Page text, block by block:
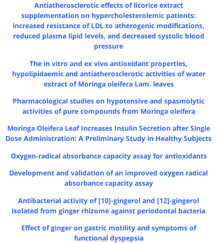
Antiatherosclerotic effects of licorice extract
supplementation on hypercholesterolemic patients:
increased resistance of LDL to atherogenic modifications,
reduced plasma lipid levels, and decreased systolic blood
pressure
The in vitro and ex vivo antioxidant properties,
hypolipidaemic and antiatherosclerotic activities of water
extract of Moringa oleifera Lam. leaves
Pharmacological studies on hypotensive and spasmolytic
activities of pure compounds from Moringa oleifera
Moringa Oleifera Leaf Increases Insulin Secretion after Single
Dose Administration: A Preliminary Study in Healthy Subjects
Oxygen-radical absorbance capacity assay for antioxidants
Development and validation of an improved oxygen radical
absorbance capacity assay
Antibacterial activity of [10]-gingerol and [12]-gingerol
isolated from ginger rhizome against periodontal bacteria
Effect of ginger on gastric motility and symptoms of
functional dyspepsia